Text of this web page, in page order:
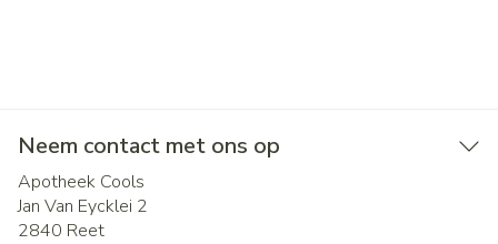
Neem contact met ons op
Apotheek Cools
Jan Van Eycklei 2
2840 Reet